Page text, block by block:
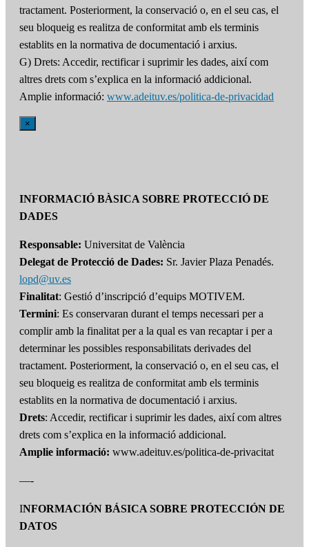
tractament. Posteriorment, la conservació o, en el seu cas, el
seu bloqueig es realitza de conformitat amb els terminis
establits en la normativa de documentació i arxius.
G) Drets: Accedir, rectificar i suprimir les dades, així com
altres drets com s’explica en la informació addicional.
Amplie informació: www.adeituv.es/politica-de-privacidad
×
INFORMACIÓ BÀSICA SOBRE PROTECCIÓ DE
DADES
Responsable: Universitat de València
Delegat de Protecció de Dades: Sr. Javier Plaza Penadés.
lopd@uv.es
Finalitat: Gestió d’inscripció d’equips MOTIVEM.
Termini: Es conservaran durant el temps necessari per a
complir amb la finalitat per a la qual es van recaptar i per a
determinar les possibles responsabilitats derivades del
tractament. Posteriorment, la conservació o, en el seu cas, el
seu bloqueig es realitza de conformitat amb els terminis
establits en la normativa de documentació i arxius.
Drets: Accedir, rectificar i suprimir les dades, així com altres
drets com s’explica en la informació addicional.
Amplie informació: www.adeituv.es/politica-de-privacitat
—-
INFORMACIÓN BÁSICA SOBRE PROTECCIÓN DE
DATOS